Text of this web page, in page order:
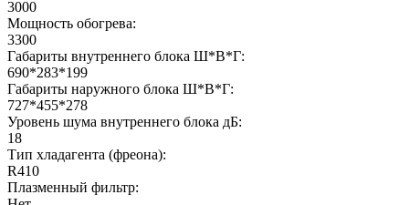
3000
Мощность обогрева:
3300
Габариты внутреннего блока Ш*В*Г:
690*283*199
Габариты наружного блока Ш*В*Г:
727*455*278
Уровень шума внутреннего блока дБ:
18
Тип хладагента (фреона):
R410
Плазменный фильтр: